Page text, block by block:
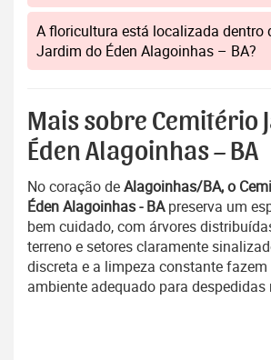
A floricultura está localizada dentro
Jardim do Éden Alagoinhas – BA?
Mais sobre Cemitério
Éden Alagoinhas – BA
No coração deAlagoinhas/BA, o
Éden Alagoinhas - BApreserva um
bem cuidado, com árvores
terreno e setores claramente
discreta e a limpeza constante
ambiente adequado para despedidas